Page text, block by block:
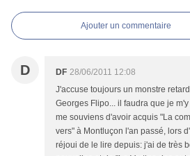
Ajouter un commentaire
D DF 28/06/2011 12:08
J'accuse toujours un monstre
Georges Flipo... il faudra que je
me souviens d'avoir acquis "La
vers" à Montluçon l'an passé, lors
réjoui de le lire depuis: j'ai de très